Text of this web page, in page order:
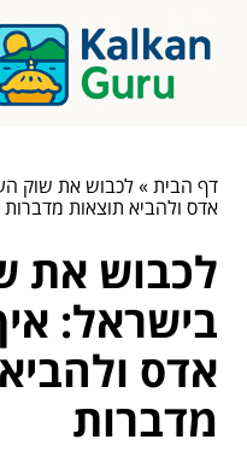
דף הבית»לכבוש את שוק
אדס ולהביא תוצאות מדברות
לכבוש את
בישראל:
אדס
מדברות